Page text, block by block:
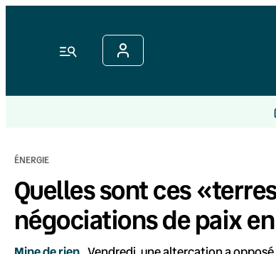
Menu
ÉNERGIE
Quelles sont ces
négociations de paix